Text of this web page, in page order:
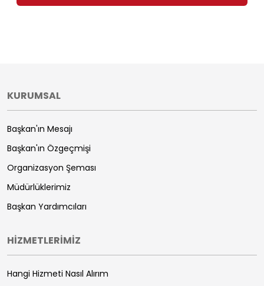
KURUMSAL
Başkan'ın Mesajı
Başkan'ın Özgeçmişi
Organizasyon Şeması
Müdürlüklerimiz
Başkan Yardımcıları
HİZMETLERİMİZ
Hangi Hizmeti Nasıl Alırım